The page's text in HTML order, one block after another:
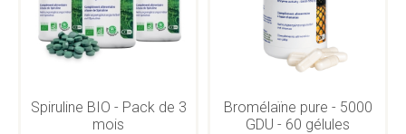
Spiruline BIO - Pack de 3
mois
Bromélaïne pure - 5000
GDU - 60 gélules